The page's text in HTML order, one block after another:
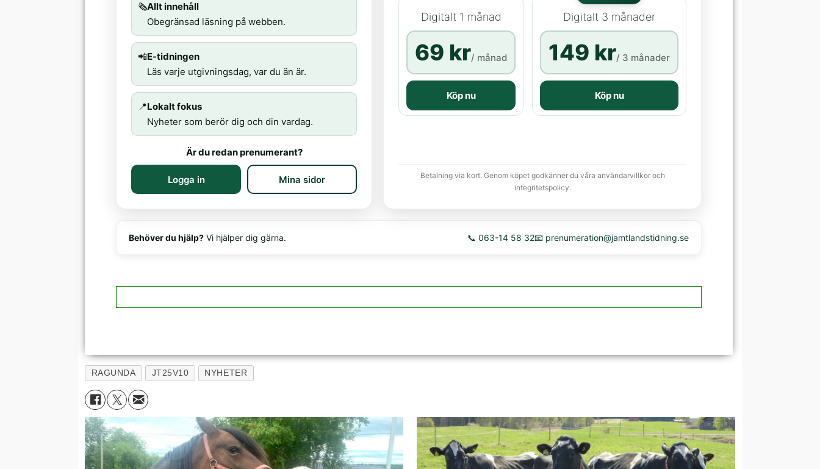
🗞️Allt innehåll
Obegränsad läsning på webben.
📲E-tidningen
Läs varje utgivningsdag, var du än är.
📍Lokalt fokus
Nyheter som berör dig och din vardag.
Är du redan prenumerant?
Logga in Mina sidor
Digitalt 1 månad
69 kr/ månad
Köp nu
Digitalt 3 månader
149 kr/ 3 månader
Köp nu
Betalning via kort. Genom köpet godkänner du våra användarvillkor och
integritetspolicy.
Behöver du hjälp? Vi hjälper dig gärna. 📞 063-14 58 32📧 prenumeration@jamtlandstidning.se
RAGUNDA JT25V10 NYHETER